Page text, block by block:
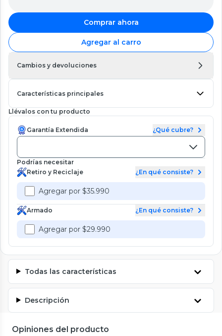
Comprar ahora
Agregar al carro
Cambios y devoluciones
Características principales
Llévalos con tu producto
Garantía Extendida ¿Qué cubre?
Podrías necesitar
Retiro y Reciclaje
¿En qué consiste?
Agregar por $35.990
Armado ¿En qué consiste?
Agregar por $29.990
Todas las características
Descripción
Opiniones del producto